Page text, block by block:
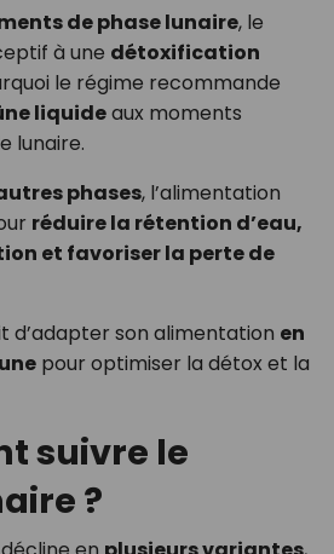
de phase lunaire, le
à une détoxification
le régime recommande
liquideaux moments
lunaire.
phases, l’alimentation
réduire la rétention d’eau,
et favoriser la perte de
d’adapter son alimentation en
pour optimiser la détox et la
suivre le
?